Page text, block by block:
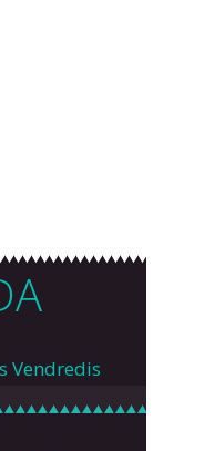
Vendredis